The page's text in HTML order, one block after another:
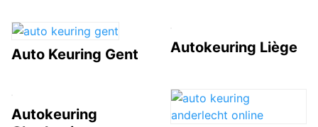
Auto Keuring Gent Autokeuring Liège
Autokeuring